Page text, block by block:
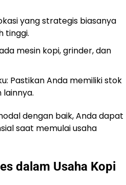
yang strategis biasanya
tinggi.
mesin kopi, grinder, dan
Pastikan Anda memiliki stok
lainnya.
dengan baik, Anda dapat
saat memulai usaha
dalam Usaha Kopi